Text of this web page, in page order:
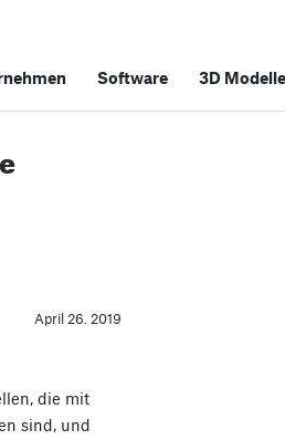
Software 3D Modelle
April 26. 2019
die mit
sind, und